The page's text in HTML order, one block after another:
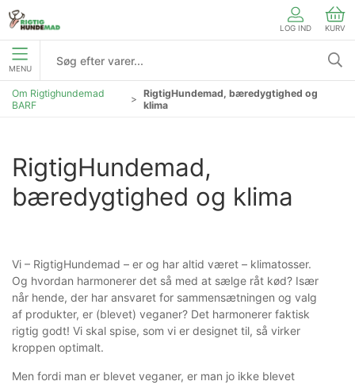
LOG IND KURV
MENU
Om Rigtighundemad
BARF
RigtigHundemad, bæredygtighed og
klima
RigtigHundemad,
bæredygtighed og klima
Vi – RigtigHundemad – er og har altid været – klimatosser.
Og hvordan harmonerer det så med at sælge råt kød? Især
når hende, der har ansvaret for sammensætningen og valg
af produkter, er (blevet) veganer? Det harmonerer faktisk
rigtig godt! Vi skal spise, som vi er designet til, så virker
kroppen optimalt.
Men fordi man er blevet veganer, er man jo ikke blevet